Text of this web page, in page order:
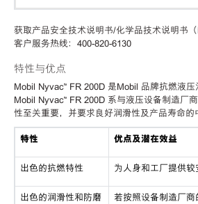
获取产品安全技术说明书/化学品技术说明书
客户服务热线：400-820-6130
特性与优点
Mobil Nyvac™ FR 200D 是Mobil 品牌抗燃液压
Mobil Nyvac™ FR 200D 系与液压设备制造厂
性至关重要，并要求良好润滑性及产品寿命的
特性 优点及潜在效益
出色的抗燃特性 为人身和工厂提供
出色的润滑性和防磨
若按照设备制造厂